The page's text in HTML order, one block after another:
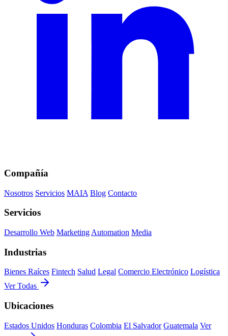
Compañía
Nosotros Servicios MAIA Blog Contacto
Servicios
Desarrollo Web Marketing Automation Media
Industrias
Bienes Raíces Fintech Salud Legal Comercio Electrónico Logística
Ver Todas
Ubicaciones
Estados Unidos Honduras Colombia El Salvador Guatemala Ver